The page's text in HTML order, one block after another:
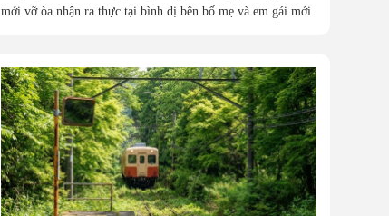
mới vỡ òa nhận ra thực tại bình dị bên bố mẹ và em gái mới